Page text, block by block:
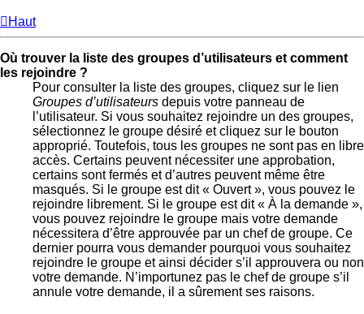
Haut
Où trouver la liste des groupes d’utilisateurs et comment
les rejoindre ?
Pour consulter la liste des groupes, cliquez sur le lien
Groupes d’utilisateurs depuis votre panneau de
l’utilisateur. Si vous souhaitez rejoindre un des groupes,
sélectionnez le groupe désiré et cliquez sur le bouton
approprié. Toutefois, tous les groupes ne sont pas en libre
accès. Certains peuvent nécessiter une approbation,
certains sont fermés et d’autres peuvent même être
masqués. Si le groupe est dit « Ouvert », vous pouvez le
rejoindre librement. Si le groupe est dit « À la demande »,
vous pouvez rejoindre le groupe mais votre demande
nécessitera d’être approuvée par un chef de groupe. Ce
dernier pourra vous demander pourquoi vous souhaitez
rejoindre le groupe et ainsi décider s’il approuvera ou non
votre demande. N’importunez pas le chef de groupe s’il
annule votre demande, il a sûrement ses raisons.